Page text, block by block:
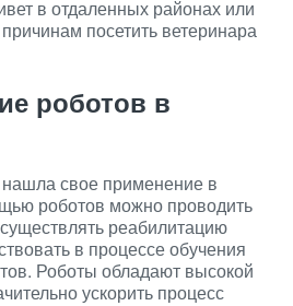
в отдаленных районах или
посетить ветеринара
роботов в
нашла свое применение в
роботов можно проводить
реабилитацию
в процессе обучения
Роботы обладают высокой
ускорить процесс